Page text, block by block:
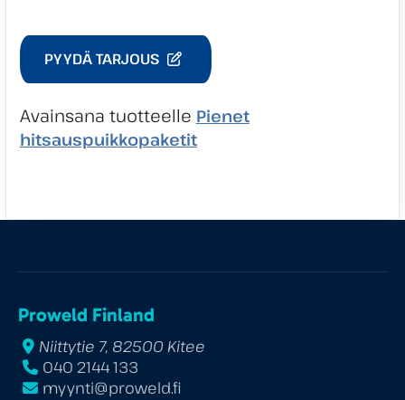
PYYDÄ TARJOUS
Avainsana tuotteelle Pienet
hitsauspuikkopaketit
Proweld Finland
Niittytie 7, 82500 Kitee
040 2144 133
myynti@proweld.fi